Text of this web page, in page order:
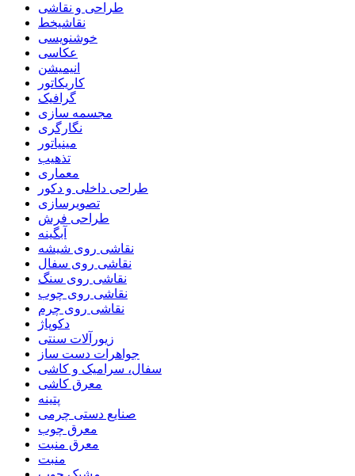
طراحی و نقاشی
نقاشیخط
خوشنویسی
عکاسی
انیمیشن
کاریکاتور
گرافیک
مجسمه سازی
نگارگری
مینیاتور
تذهیب
معماری
طراحی داخلی و دکور
تصویرسازی
طراحی فرش
آبگینه
نقاشی روی شیشه
نقاشی روی سفال
نقاشی روی سنگ
نقاشی روی چوب
نقاشی روی چرم
دکوپاژ
زیورآلات سنتی
جواهرات دست ساز
سفال، سرامیک و کاشی
معرق کاشی
پتینه
صنایع دستی چرمی
معرق چوب
معرق منبت
منبت